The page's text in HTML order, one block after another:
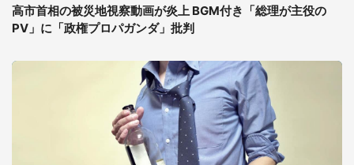
高市首相の被災地視察動画が炎上 BGM付き「総理が主役の
PV」に「政権プロパガンダ」批判